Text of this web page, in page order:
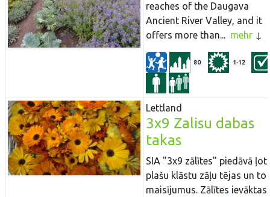
reaches of the Daugava
Ancient River Valley, and it
offers more than... mehr
80 1-12
Lettland
3x9 Zalisu dabas
takas
SIA "3x9 zālītes" piedāvā ļoti
plašu klāstu zāļu tējas un to
maisījumus. Zālītes ievāktas